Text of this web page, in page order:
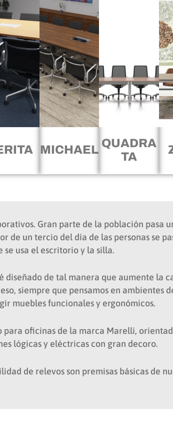
MICHAEL
QUADRA
TA
Gran parte de la población pasa
de un tercio del día de las personas se
usa el escritorio y la silla.
de tal manera que aumente la
siempre que pensamos en ambientes
muebles funcionales y ergonómicos.
oficinas de la marca Marelli,
lógicas y eléctricas con gran decoro.
de relevos son premisas básicas de